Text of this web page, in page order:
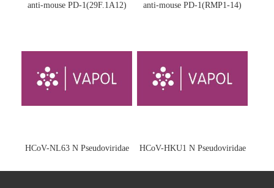
anti-mouse PD-1(29F.1A12) anti-mouse PD-1(RMP1-14)
HCoV-NL63 N Pseudoviridae HCoV-HKU1 N Pseudoviridae